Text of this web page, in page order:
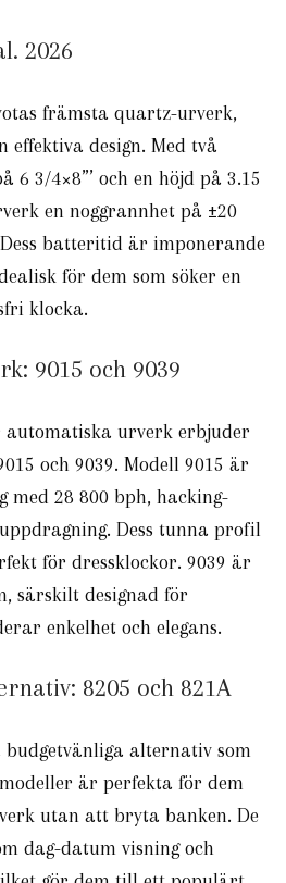
2026
främsta quartz-urverk,
effektiva design. Med två
6 3/4×8”’ och en höjd på 3.15
en noggrannhet på ±20
batteritid är imponerande
för dem som söker en
klocka.
9015 och 9039
automatiska urverk erbjuder
och 9039. Modell 9015 är
med 28 800 bph, hacking-
Dess tunna profil
för dressklockor. 9039 är
särskilt designad för
enkelhet och elegans.
8205 och 821A
alternativ som
modeller är perfekta för dem
utan att bryta banken. De
dag-datum visning och